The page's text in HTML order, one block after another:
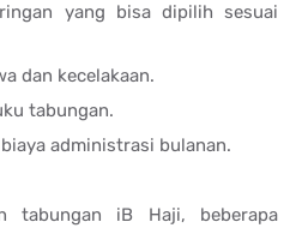
yang bisa dipilih sesuai
dan kecelakaan.
tabungan.
administrasi bulanan.
tabungan iB Haji, beberapa